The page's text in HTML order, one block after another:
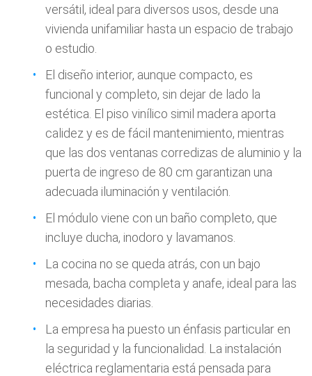
versátil, ideal para diversos usos, desde una
vivienda unifamiliar hasta un espacio de trabajo
o estudio.
El diseño interior, aunque compacto, es
funcional y completo, sin dejar de lado la
estética. El piso vinílico simil madera aporta
calidez y es de fácil mantenimiento, mientras
que las dos ventanas corredizas de aluminio y la
puerta de ingreso de 80 cm garantizan una
adecuada iluminación y ventilación.
El módulo viene con un baño completo, que
incluye ducha, inodoro y lavamanos.
La cocina no se queda atrás, con un bajo
mesada, bacha completa y anafe, ideal para las
necesidades diarias.
La empresa ha puesto un énfasis particular en
la seguridad y la funcionalidad. La instalación
eléctrica reglamentaria está pensada para